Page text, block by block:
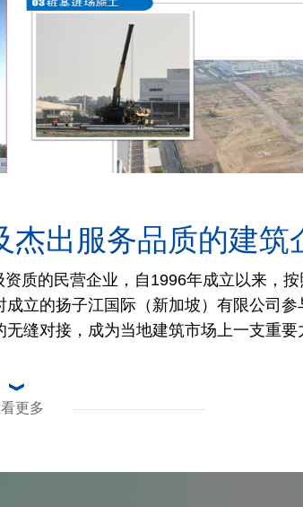
杰出服务品质的建筑
质的民营企业，自1996年成立以来，
立的扬子江国际（新加坡）有限公司
缝对接，成为当地建筑市场上一支重要
更多